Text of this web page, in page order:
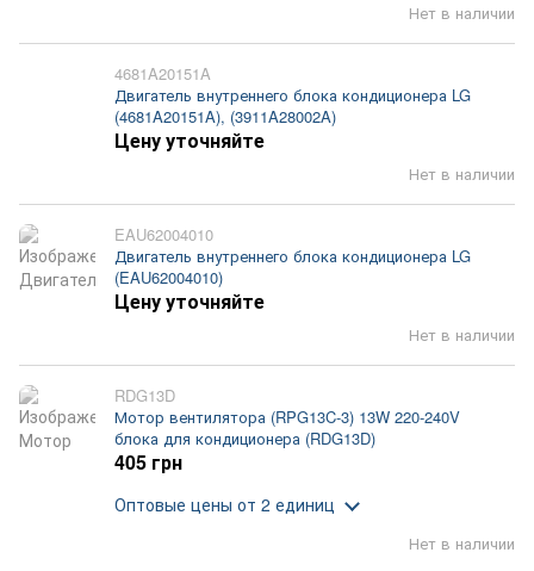
Нет в наличии
4681A20151A
Двигатель внутреннего блока кондиционера LG
(4681A20151A), (3911A28002A)
Нет в наличии
Цену уточняйте
EAU62004010
Двигатель внутреннего блока кондиционера LG
(EAU62004010)
Нет в наличии
Цену уточняйте
RDG13D
Мотор вентилятора (RPG13C-3) 13W 220-240V
блока для кондиционера (RDG13D)
Нет в наличии
405 грн
Оптовые цены от 2 единиц